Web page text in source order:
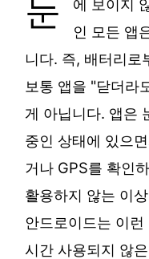
눈
에 보이지
인 모든 앱
니다. 즉, 배터리로
보통 앱을 "닫더라
게 아닙니다. 앱은
중인 상태에 있으
거나 GPS를 확인
활용하지 않는 이
안드로이드는 이
시간 사용되지 않